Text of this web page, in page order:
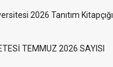
2026 Tanıtım Kitapçığı
TEMMUZ 2026 SAYISI